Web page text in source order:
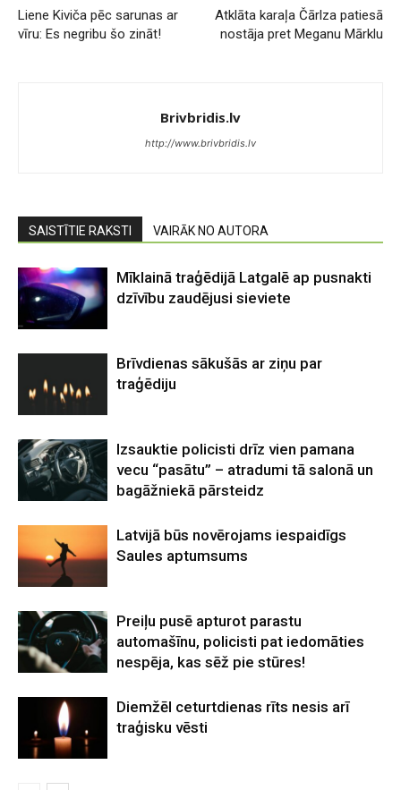
Liene Kiviča pēc sarunas ar
vīru: Es negribu šo zināt!
Atklāta karaļa Čārlza patiesā
nostāja pret Meganu Mārklu
Brivbridis.lv
http://www.brivbridis.lv
SAISTĪTIE RAKSTI VAIRĀK NO AUTORA
Mīklainā traģēdijā Latgalē ap pusnakti
dzīvību zaudējusi sieviete
Brīvdienas sākušās ar ziņu par
traģēdiju
Izsauktie policisti drīz vien pamana
vecu “pasātu” – atradumi tā salonā un
bagāžniekā pārsteidz
Latvijā būs novērojams iespaidīgs
Saules aptumsums
Preiļu pusē apturot parastu
automašīnu, policisti pat iedomāties
nespēja, kas sēž pie stūres!
Diemžēl ceturtdienas rīts nesis arī
traģisku vēsti